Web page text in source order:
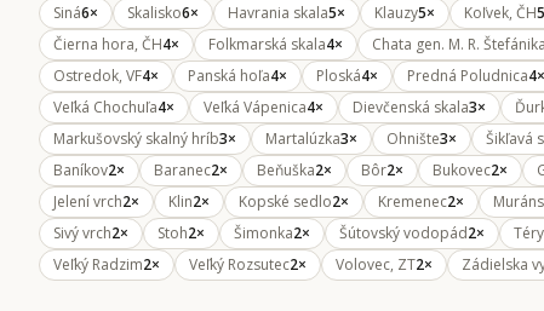
Siná6× Skalisko6× Havrania skala5× Klauzy5× Koľvek, ČH
Čierna hora, ČH4× Folkmarská skala4× Chata gen. M. R. Štefánika
Ostredok, VF4× Panská hoľa4× Ploská4× Predná Poludnica4×
Veľká Chochuľa4× Veľká Vápenica4× Dievčenská skala3×
Markušovský skalný hríb3× Martalúzka3× Ohnište3× Šikľavá
Baníkov2× Baranec2× Beňuška2× Bôr2× Bukovec2×
Jelení vrch2× Klin2× Kopské sedlo2× Kremenec2×
Sivý vrch2× Stoh2× Šimonka2× Šútovský vodopád2×
Veľký Radzim2× Veľký Rozsutec2× Volovec, ZT2× Zádielska